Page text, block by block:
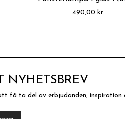
490,00 kr
NYHETSBREV
få ta del av erbjudanden, inspiration